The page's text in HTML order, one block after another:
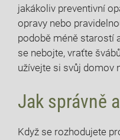
jakákoliv preventivní
opravy nebo
podobě méně⁢ starostí‍
se nebojte,‌ vraťte
užívejte ⁣si svůj domov
Jak správně
Když​ se rozhodujete